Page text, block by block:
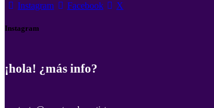
Instagram Facebook X
Instagram
¡hola! ¿más info?